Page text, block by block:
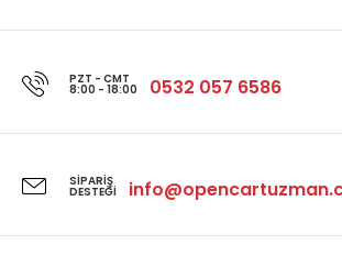
PZT - CMT
8:00 - 18:00 0532 057 6586
SIPARIŞ
DESTEĞI